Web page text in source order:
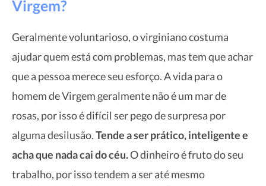
Virgem?
Geralmente voluntarioso, o virginiano costuma
ajudar quem está com problemas, mas tem que achar
que a pessoa merece seu esforço. A vida para o
homem de Virgem geralmente não é um mar de
rosas, por isso é difícil ser pego de surpresa por
alguma desilusão.Tende a ser prático, inteligente e
acha que nada cai do céu.O dinheiro é fruto do seu
trabalho, por isso tendem a ser até mesmo